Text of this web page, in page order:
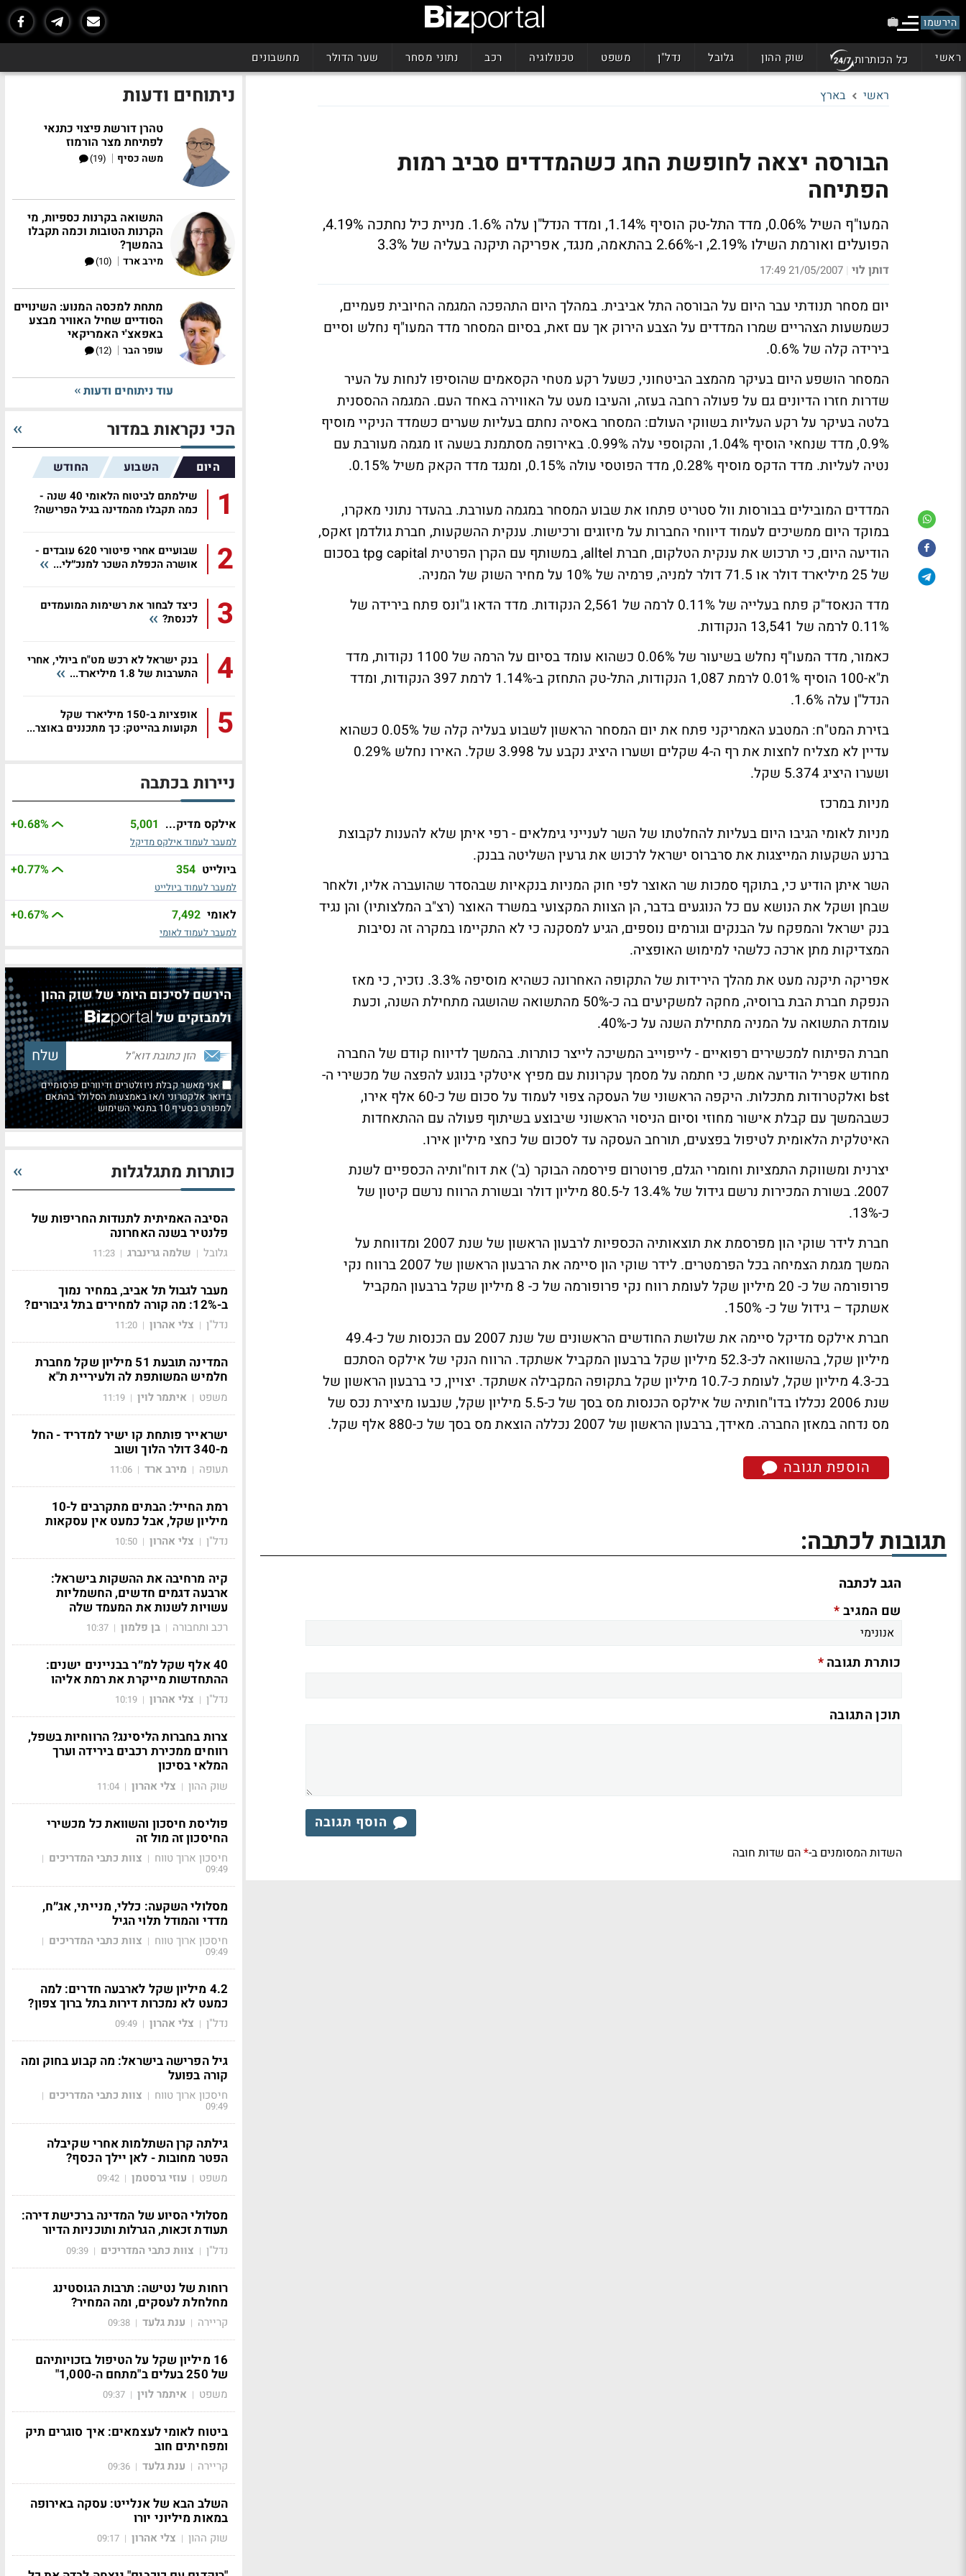
הירשמו
ראשי כל הכותרות שוק ההון גלובל נדל"ן משפט טכנולוגיה רכב נתוני מסחר שער הדולר מחשבונים
ראשי בארץ
הבורסה יצאה לחופשת החג כשהמדדים סביב רמות
הפתיחה
המעו"ף השיל 0.06%, מדד התל-טק הוסיף 1.14%, ומדד הנדל"ן עלה 1.6%. מניית כיל נחתכה 4.19%,
הפועלים ואורמת השילו 2.19%, ו-2.66% בהתאמה, מנגד, אפריקה תיקנה בעליה של 3.3%
דותן לוי |
21/05/2007 17:49
יום מסחר תנודתי עבר היום על הבורסה התל אביבית. במהלך היום התהפכה המגמה החיובית פעמיים,
כשמשעות הצהריים שמרו המדדים על הצבע הירוק אך עם זאת, בסיום המסחר מדד המעו"ף נחלש וסיים
בירידה קלה של 0.6%.
המסחר הושפע היום בעיקר מהמצב הביטחוני, כשעל רקע מטחי הקסאמים שהוסיפו לנחות על העיר
שדרות חזרו הדיונים גם על פעולה רחבה בעזה, והעיבו מעט על האווירה באחד העם. המגמה ההססנית
בלטה בעיקר על רקע העליות בשווקי העולם: המסחר באסיה נחתם בעליות שערים כשמדד הניקיי מוסיף
0.9%, מדד שנחאי הוסיף 1.04%, והקוספי עלה 0.99%. באירופה מסתמנת בשעה זו מגמה מעורבת עם
נטיה לעליות. מדד הדקס מוסיף 0.28%, מדד הפוטסי עולה 0.15%, ומנגד מדד הקאק משיל 0.15%.
המדדים המובילים בבורסות וול סטריט פתחו את שבוע המסחר במגמה מעורבת. בהעדר נתוני מאקרו,
במוקד היום ממשיכים לעמוד דיווחי החברות על מיזוגים ורכישות. ענקית ההשקעות, חברת גולדמן זאקס,
הודיעה היום, כי תרכוש את ענקית הטלקום, חברת alltel, במשותף עם הקרן הפרטית tpg capital בסכום
של 25 מיליארד דולר או 71.5 דולר למניה, פרמיה של 10% על מחיר השוק של המניה.
מדד הנאסד"ק פתח בעלייה של 0.11% לרמה של 2,561 הנקודות. מדד הדאו ג''ונס פתח בירידה של
0.11% לרמה של 13,541 הנקודות.
כאמור, מדד המעו"ף נחלש בשיעור של 0.06% כשהוא עומד בסיום על הרמה של 1100 נקודות, מדד
ת"א-100 הוסיף 0.01% לרמת 1,087 הנקודות, התל-טק התחזק ב-1.14% לרמת 397 הנקודות, ומדד
הנדל"ן עלה 1.6%.
בזירת המט"ח: המטבע האמריקני פתח את יום המסחר הראשון לשבוע בעליה קלה של 0.05% כשהוא
עדיין לא מצליח לחצות את רף ה-4 שקלים ושערו היציג נקבע על 3.998 שקל. האירו נחלש 0.29%
ושערו היציג 5.374 שקל.
מניות במרכז
מניות לאומי הגיבו היום בעליות להחלטתו של השר לענייני גימלאים - רפי איתן שלא להענות לקבוצת
ברנע השקעות המייצגות את סרברוס ישראל לרכוש את גרעין השליטה בבנק.
השר איתן הודיע כי, בתוקף סמכות שר האוצר לפי חוק המניות בנקאיות שבהסדר שהועברה אליו, ולאחר
שבחן ושקל את הנושא עם כל הנוגעים בדבר, הן הצוות המקצועי במשרד האוצר (רצ"ב המלצותיו) והן נגיד
בנק ישראל והמפקח על הבנקים וגורמים נוספים, הגיע למסקנה כי לא התקיימו במקרה זה נסיבות
המצדיקות מתן ארכה כלשהי למימוש האופציה.
אפריקה תיקנה מעט את מהלך הירידות של התקופה האחרונה כשהיא מוסיפה 3.3%. נזכיר, כי מאז
הנפקת חברת הבת ברוסיה, מחקה למשקיעים בה כ-50% מהתשואה שהושגה מתחילת השנה, וכעת
עומדת התשואה על המניה מתחילת השנה על כ-40%.
חברת הפיתוח למכשירים רפואיים - לייפוייב המשיכה לייצר כותרות. בהמשך לדיווח קודם של החברה
מחודש אפריל הודיעה אמש, כי חתמה על מסמך עקרונות עם מפיץ איטלקי בנוגע להפצה של מכשירי ה-
bst ואלקטרודות מתכלות. היקפה הראשוני של העסקה צפוי לעמוד על סכום של כ-60 אלף אירו,
כשבהמשך עם קבלת אישור מחוזי וסיום הניסוי הראשוני שיבוצע בשיתוף פעולה עם ההתאחדות
האיטלקית הלאומית לטיפול בפצעים, תורחב העסקה עד לסכום של כחצי מיליון אירו.
יצרנית ומשווקת התמציות וחומרי הגלם, פרוטרום פירסמה הבוקר (ב') את דוח"ותיה הכספיים לשנת
2007. בשורת המכירות נרשם גידול של 13.4% ל-80.5 מיליון דולר ובשורת הרווח נרשם קיטון של
כ-13%.
חברת לידר שוקי הון מפרסמת את תוצאותיה הכספיות לרבעון הראשון של שנת 2007 ומדווחת על
המשך מגמת הצמיחה בכל הפרמטרים. לידר שוקי הון סיימה את הרבעון הראשון של 2007 ברווח נקי
פרופורמה של כ- 20 מיליון שקל לעומת רווח נקי פרופורמה של כ- 8 מיליון שקל ברבעון המקביל
אשתקד – גידול של כ- 150%.
חברת אילקס מדיקל סיימה את שלושת החודשים הראשונים של שנת 2007 עם הכנסות של כ-49.4
מיליון שקל, בהשוואה לכ-52.3 מיליון שקל ברבעון המקביל אשתקד. הרווח הנקי של אילקס הסתכם
בכ-4.3 מיליון שקל, לעומת כ-10.7 מיליון שקל בתקופה המקבילה אשתקד. יצויין, כי ברבעון הראשון של
שנת 2006 נכללו בדו"חותיה של אילקס הכנסות מס בסך של כ-5.5 מיליון שקל, שנבעו מיצירת נכס של
מס נדחה במאזן החברה. מאידך, ברבעון הראשון של 2007 נכללה הוצאת מס בסך של כ-880 אלף שקל.
הוספת תגובה
תגובות לכתבה:
הגב לכתבה
שם המגיב*
כותרת תגובה*
תוכן התגובה
הוסף תגובה
השדות המסומנים ב-*הם שדות חובה
ניתוחים ודעות
טהרן דורשת פיצוי כתנאי
לפתיחת מצר הורמוז
משה כסיף |
(19)
התשואה בקרנות כספיות, מי
הקרנות הטובות וכמה תקבלו
בהמשך?
מירב ארד |
(10)
מתחת למכסה המנוע: השינויים
הסודיים שחיל האוויר מבצע
באפאצ'י האמריקאי
עופר הבר |
(12)
עוד ניתוחים ודעות
הכי נקראות במדור
היום השבוע החודש
1
שילמתם לביטוח הלאומי 40 שנה -
כמה תקבלו מהמדינה בגיל הפרישה?
2
שבועיים אחרי פיטורי 620 עובדים -
אושרה הכפלת השכר למנכ״לי...
3
כיצד לבחור את רשימות המועמדים
לכנסת?
4
בנק ישראל לא רכש מט"ח ביולי, אחרי
התערבות של 1.8 מיליארד...
5
אופציות ב-150 מיליארד שקל
תקועות בהייטק: כך מתכננים באוצר...
ניירות בכתבה
אילקס מדיק... 5,001
+0.68%
למעבר לעמוד אילקס מדיקל
ביולייט 354
+0.77%
למעבר לעמוד ביולייט
לאומי 7,492
+0.67%
למעבר לעמוד לאומי
הירשם לסיכום היומי של שוק ההון
ולמבזקים של
אני מאשר קבלת ניוזלטרים ודיוורים פרסומיים
בדואר אלקטרוני ו/או באמצעות הסלולר בהתאם
למפורט בסעיף 10 בתנאי השימוש
כותרות מתגלגלות
הסיבה האמיתית לתנודות החריפות של
פלנטיר בשנה האחרונה
גלובל | שלמה גרינברג |
11:23
מעבר לגבול תל אביב, במחיר נמוך
ב-12%: מה קורה למחירים בתל גיבורים?
נדל"ן | צלי אהרון |
11:20
המדינה תובעת 51 מיליון שקל מחברת
חלמיש המשותפת לה ולעיריית ת"א
משפט | איתמר לוין |
11:19
ישראייר פותחת קו ישיר למדריד - החל
מ-340 דולר הלוך ושוב
תעופה | מירב ארד |
11:06
רמת החייל: הבתים מתקרבים ל-10
מיליון שקל, אבל כמעט אין עסקאות
נדל"ן | צלי אהרון |
10:50
קיה מרחיבה את ההשקות בישראל:
ארבעה דגמים חדשים, החשמליות
עשויות לשנות את המעמד שלה
רכב ותחבורה | בן פלמון |
10:37
40 אלף שקל למ״ר בבניינים ישנים:
ההתחדשות מייקרת את רמת אליהו
נדל"ן | צלי אהרון |
10:19
צרות בחברות הליסינג? הרווחיות בשפל,
רווחים ממכירת רכבים בירידה וערך
המלאי בסיכון
שוק ההון | צלי אהרון |
11:04
פוליסת חיסכון והשוואת כל מכשירי
החיסכון זה מול זה
חיסכון ארוך טווח | צוות כתבי המדריכים |
09:49
מסלולי השקעה: כללי, מנייתי, אג״ח,
מדדי והמודל תלוי הגיל
חיסכון ארוך טווח | צוות כתבי המדריכים |
09:49
4.2 מיליון שקל לארבעה חדרים: למה
כמעט לא נמכרות דירות בתל ברוך צפון?
נדל"ן | צלי אהרון |
09:49
גיל הפרישה בישראל: מה קבוע בחוק ומה
קורה בפועל
חיסכון ארוך טווח | צוות כתבי המדריכים |
09:49
גילתה קרן השתלמות אחרי שקיבלה
הפטר מחובות - לאן יילך הכסף?
משפט | עוזי גרסטמן |
09:42
מסלולי הסיוע של המדינה ברכישת דירה:
תעודת זכאות, הגרלות ותוכניות הדיור
נדל"ן | צוות כתבי המדריכים |
09:39
רוחות של נטישה: תרבות הגוסטינג
מחלחלת לעסקים, ומה המחיר?
קריירה | ענת גלעד |
09:38
16 מיליון שקל על הטיפול בזכויותיהם
של 250 בעלים ב"מתחם ה-1,000"
משפט | איתמר לוין |
09:37
ביטוח לאומי לעצמאים: איך סוגרים תיק
ומפחיתים חוב
קריירה | ענת גלעד |
09:36
השלב הבא של אנלייט: עסקה באירופה
במאות מיליוני יורו
שוק ההון | צלי אהרון |
09:17